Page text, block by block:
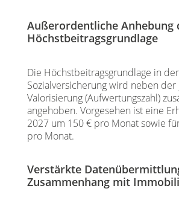
Außerordentliche Anhebung
Höchstbeitragsgrundlage
Die Höchstbeitragsgrundlage in der
Sozialversicherung wird neben
Valorisierung (Aufwertungszahl)
angehoben. Vorgesehen ist eine
2027 um 150 € pro Monat sowie
pro Monat.
Verstärkte
Zusammenhang mit